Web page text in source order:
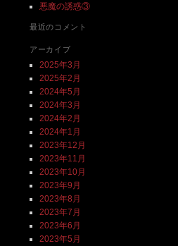
悪魔の誘惑③
最近のコメント
アーカイブ
2025年3月
2025年2月
2024年5月
2024年3月
2024年2月
2024年1月
2023年12月
2023年11月
2023年10月
2023年9月
2023年8月
2023年7月
2023年6月
2023年5月